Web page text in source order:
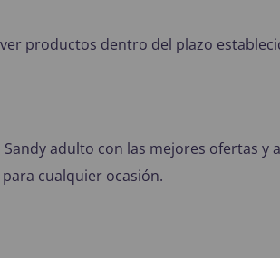
productos dentro del plazo
Sandy adulto con las mejores ofertas y
cualquier ocasión.